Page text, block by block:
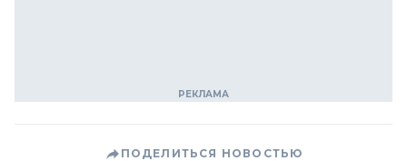
ПОДЕЛИТЬСЯ НОВОСТЬЮ